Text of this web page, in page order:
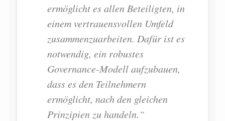
ermöglicht es allen Beteiligten, in
einem vertrauensvollen Umfeld
zusammenzuarbeiten. Dafür ist es
notwendig, ein robustes
Governance-Modell aufzubauen,
dass es den Teilnehmern
ermöglicht, nach den gleichen
Prinzipien zu handeln.“